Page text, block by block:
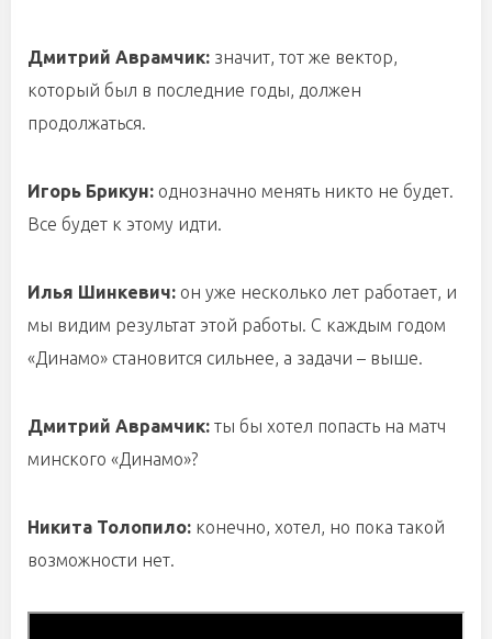
Дмитрий Аврамчик: значит, тот же вектор,
который был в последние годы, должен
продолжаться.
Игорь Брикун: однозначно менять никто не будет.
Все будет к этому идти.
Илья Шинкевич: он уже несколько лет работает, и
мы видим результат этой работы. С каждым годом
«Динамо» становится сильнее, а задачи – выше.
Дмитрий Аврамчик: ты бы хотел попасть на матч
минского «Динамо»?
Никита Толопило: конечно, хотел, но пока такой
возможности нет.